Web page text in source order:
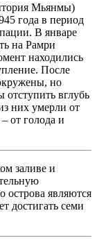
Мьянмы)
года в период
В январе
на Рамри
находились
После
но
вглубь
них умерли от
от голода и
заливе и
острова являются
достигать семи